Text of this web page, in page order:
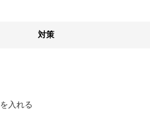
対策
入れる